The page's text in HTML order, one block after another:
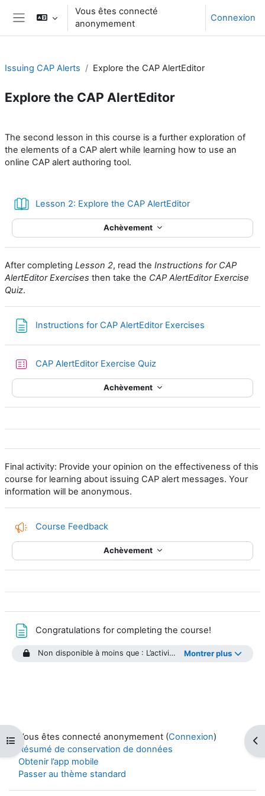
Passer au contenu principal
Panneau latéral
Vous êtes connecté
anonymement
Connexion
Ouvrir l’index du cours
Issuing CAP Alerts Explore the CAP AlertEditor
Explore the CAP AlertEditor
The second lesson in this course is a further exploration of
the elements of a CAP alert while learning how to use an
online CAP alert authoring tool.
Lesson 2: Explore the CAP AlertEditorLivre
Achèvement
After completing Lesson 2, read the Instructions for CAP
AlertEditor Exercises then take the CAP AlertEditor Exercise
Quiz.
Instructions for CAP AlertEditor Exercises
CAP AlertEditor Exercise Quiz
Achèvement
Final activity: Provide your opinion on the effectiveness of this
course for learning about issuing CAP alert messages. Your
information will be anonymous.
Course Feedback
Achèvement
Congratulations for completing the course!
Montrer plus
Non disponible à moins que : L’activité Anatomy of a CAP
Vous êtes connecté anonymement (Connexion)
Résumé de conservation de données
Obtenir l’app mobile
Passer au thème standard